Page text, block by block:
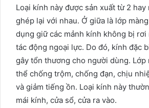
Loại kính này được sản xuất từ 2
ghép lại với nhau. Ở giữa là lớp
dụng giữ các mảnh kính không bị rơi
tác động ngoại lực. Do đó, kính đặc
gây tổn thương cho người dùng. Lớp
thể chống trộm, chống đạn, chịu
và giảm tiếng ồn. Loại kính này
mái kính, cửa sổ, cửa ra vào.